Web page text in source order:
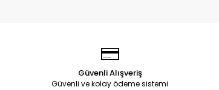
Güvenli Alışveriş
Güvenli ve kolay ödeme sistemi